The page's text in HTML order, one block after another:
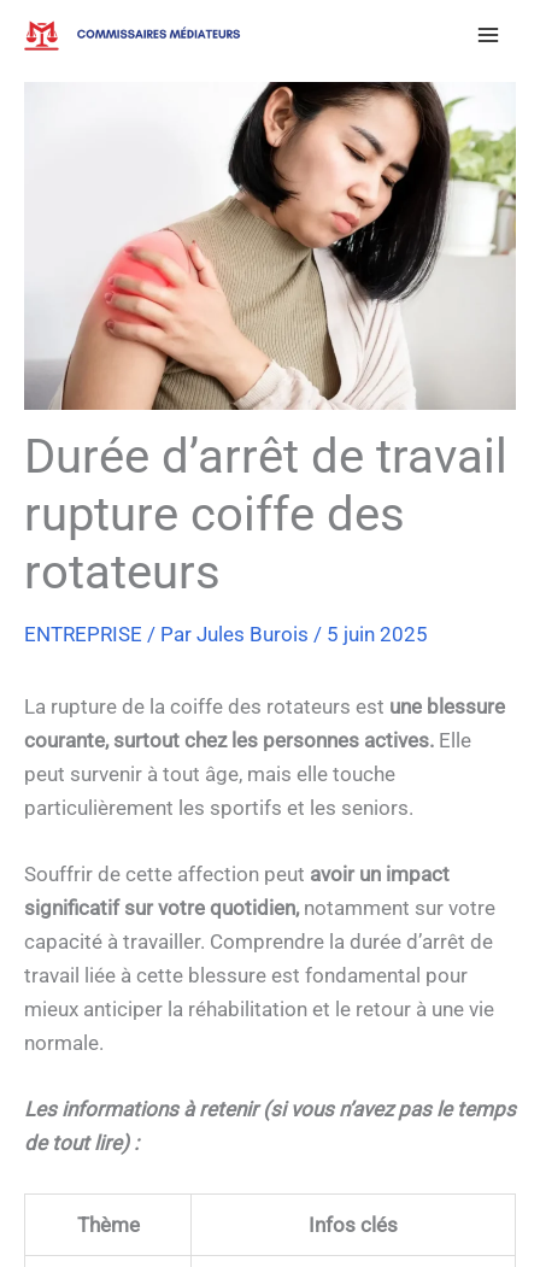
Aller
Durée d’arrêt de travail
rupture coiffe des
rotateurs
ENTREPRISE / Par Jules Burois / 5 juin 2025
La rupture de la coiffe des rotateurs est une blessure
courante, surtout chez les personnes actives. Elle
peut survenir à tout âge, mais elle touche
particulièrement les sportifs et les seniors.
Souffrir de cette affection peut avoir un impact
significatif sur votre quotidien,notamment sur votre
capacité à travailler. Comprendre la durée d’arrêt de
travail liée à cette blessure est fondamental pour
mieux anticiper la réhabilitation et le retour à une vie
normale.
Les informations à retenir (si vous n’avez pas le temps
de tout lire) :
Thème Infos clés